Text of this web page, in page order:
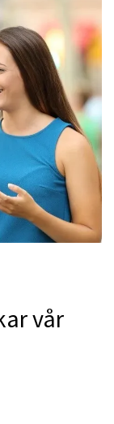
vår